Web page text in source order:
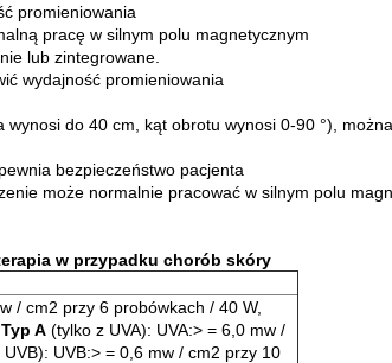
promieniowania
pracę w silnym polu magnetycznym
lub zintegrowane.
wydajność promieniowania
do 40 cm, kąt obrotu wynosi 0-90 °),
bezpieczeństwo pacjenta
może normalnie pracować w silnym polu
w przypadku chorób skóry
/ cm2 przy 6 probówkach / 40 W,
Typ A (tylko z UVA): UVA:> = 6,0 mw /
UVB): UVB:> = 0,6 mw / cm2 przy 10